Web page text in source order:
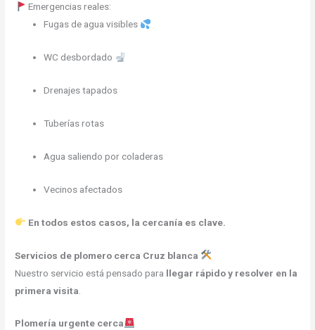
Emergencias reales:
Fugas de agua visibles
WC desbordado
Drenajes tapados
Tuberías rotas
Agua saliendo por coladeras
Vecinos afectados
En todos estos casos, la cercanía es clave.
Servicios de plomero cerca Cruz blanca
Nuestro servicio está pensado para llegar rápido y resolver en la
primera visita
Plomería urgente cerca